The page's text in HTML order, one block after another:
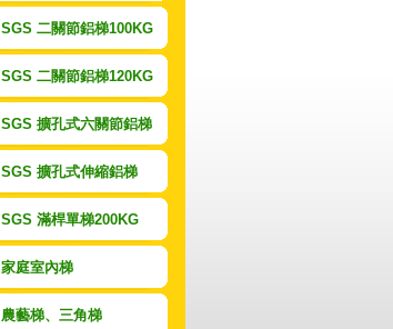
SGS 二關節鋁梯100KG
SGS 二關節鋁梯120KG
SGS 擴孔式六關節鋁梯
SGS 擴孔式伸縮鋁梯
SGS 滿桿單梯200KG
家庭室內梯
農藝梯、三角梯